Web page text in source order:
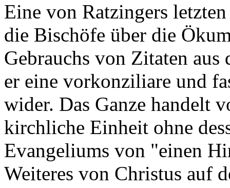
Eine von Ratzingers
die Bischöfe über die
Gebrauchs von Zitaten
er eine vorkonziliare und
wider. Das Ganze handelt
kirchliche Einheit ohne
Evangeliums von "einen
Weiteres von Christus auf